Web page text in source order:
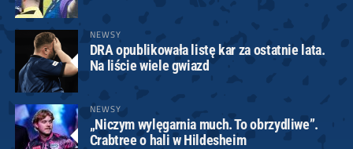
NEWSY
DRA opublikowała listę kar za ostatnie lata.
Na liście wiele gwiazd
NEWSY
„Niczym wylęgarnia much. To obrzydliwe”.
Crabtree o hali w Hildesheim